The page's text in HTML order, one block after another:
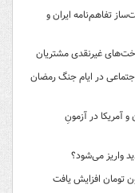
جزئیات ۱۴ بند سرنوشت‌ساز تفاهم‌نامه ایران و
غیرنقدی مشتریان
در ایام جنگ رمضان
و آمریکا در آزمونِ
واریز می‌شود؟